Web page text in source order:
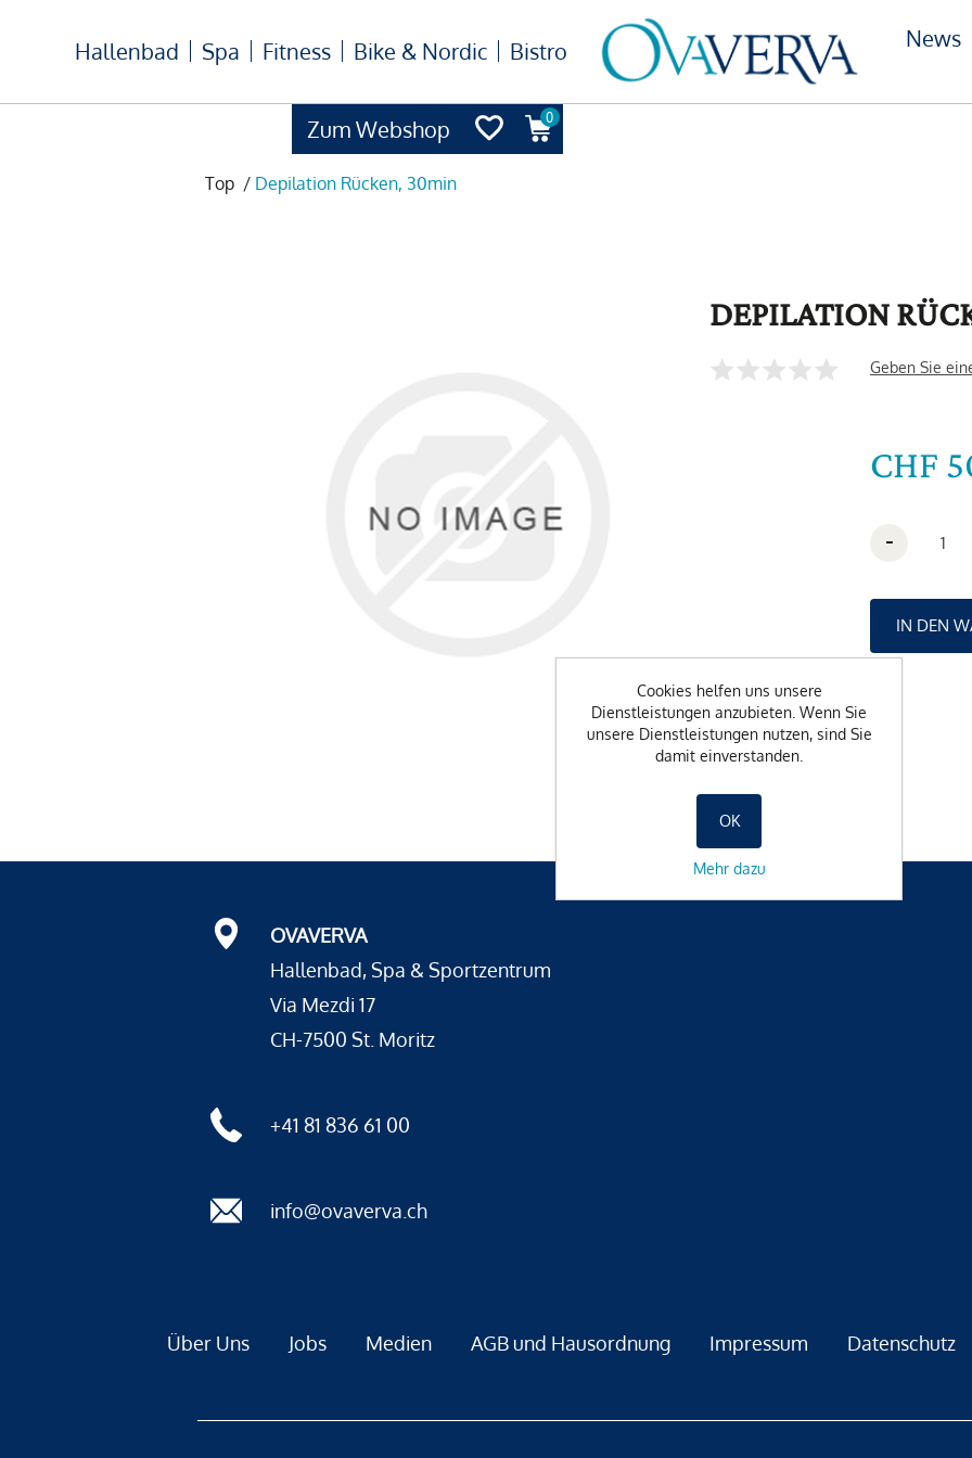
Zum Webshop 0
Hallenbad Spa Fitness Bike & Nordic Bistro News
Top / Depilation Rücken, 30min
DEPILATION
Geben Sie
CHF
-
OVAVERVA
Hallenbad, Spa & Sportzentrum
Via Mezdi 17
CH-7500 St. Moritz
+41 81 836 61 00
info@ovaverva.ch
Über Uns Jobs Medien AGB und Hausordnung Impressum Datenschutz
Cookies helfen uns unsere
Dienstleistungen anzubieten. Wenn Sie
unsere Dienstleistungen nutzen, sind Sie
damit einverstanden.
OK
Mehr dazu